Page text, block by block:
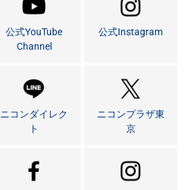
公式YouTube
Channel
公式Instagram
ニコンダイレク
ト
ニコンプラザ東
京